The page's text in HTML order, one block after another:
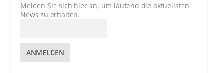
Melden Sie sich hier an, um laufend die aktuellsten
News zu erhalten.
ANMELDEN